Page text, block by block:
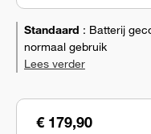
€ 179,90
Standaard : Batterij
normaal gebruik
Lees verder